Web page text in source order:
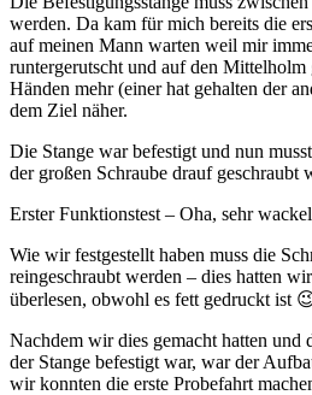
werden. Da kam für mich bereits die
auf meinen Mann warten weil mir
runtergerutscht und auf den
Händen mehr (einer hat gehalten der
dem Ziel näher.
Die Stange war befestigt und nun
der großen Schraube drauf geschraubt
Erster Funktionstest – Oha, sehr
Wie wir festgestellt haben muss die
reingeschraubt werden – dies hatten
überlesen, obwohl es fett gedruckt ist
Nachdem wir dies gemacht hatten
der Stange befestigt war, war der
wir konnten die erste Probefahrt